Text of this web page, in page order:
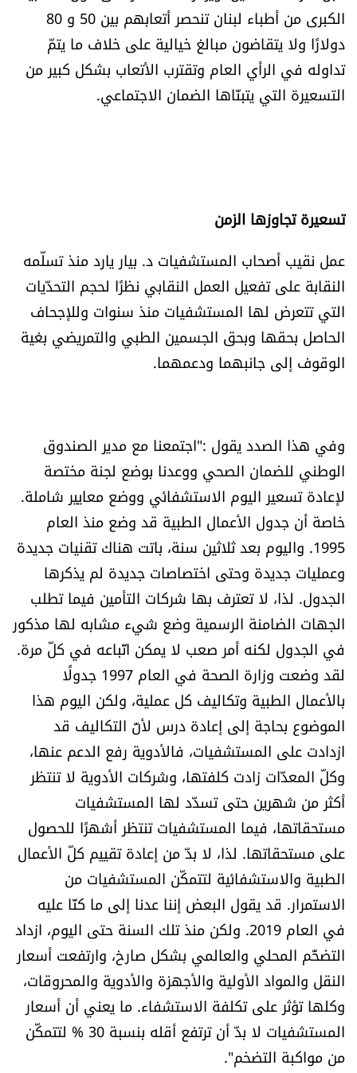
الكبرى من أطباء لبنان تنحصر أتعابهم بين 50 و 80
دولارًا ولا يتقاضون مبالغ خيالية على خلاف ما يتمّ
تداوله في الرأي العام وتقترب الأتعاب بشكل كبير من
التسعيرة التي يتبنّاها الضمان الاجتماعي.
تسعيرة تجاوزها الزمن
عمل نقيب أصحاب المستشفيات د. بيار يارد منذ تسلّمه
النقابة على تفعيل العمل النقابي نظرًا لحجم التحدّيات
التي تتعرض لها المستشفيات منذ سنوات وللإجحاف
الحاصل بحقها وبحق الجسمين الطبي والتمريضي بغية
الوقوف إلى جانبهما ودعمهما.
وفي هذا الصدد يقول :"اجتمعنا مع مدير الصندوق
الوطني للضمان الصحي ووعدنا بوضع لجنة مختصة
لإعادة تسعير اليوم الاستشفائي ووضع معايير شاملة.
خاصة أن جدول الأعمال الطبية قد وضع منذ العام
1995. واليوم بعد ثلاثين سنة، باتت هناك تقنيات جديدة
وعمليات جديدة وحتى اختصاصات جديدة لم يذكرها
الجدول. لذا، لا تعترف بها شركات التأمين فيما تطلب
الجهات الضامنة الرسمية وضع شيء مشابه لها مذكور
في الجدول لكنه أمر صعب لا يمكن اتّباعه في كلّ مرة.
لقد وضعت وزارة الصحة في العام 1997 جدولًا
بالأعمال الطبية وتكاليف كل عملية، ولكن اليوم هذا
الموضوع بحاجة إلى إعادة درس لأنّ التكاليف قد
ازدادت على المستشفيات، فالأدوية رفع الدعم عنها،
وكلّ المعدّات زادت كلفتها، وشركات الأدوية لا تنتظر
أكثر من شهرين حتى تسدّد لها المستشفيات
مستحقاتها، فيما المستشفيات تنتظر أشهرًا للحصول
على مستحقاتها. لذا، لا بدّ من إعادة تقييم كلّ الأعمال
الطبية والاستشفائية لتتمكّن المستشفيات من
الاستمرار. قد يقول البعض إننا عدنا إلى ما كنّا عليه
في العام 2019. ولكن منذ تلك السنة حتى اليوم، ازداد
التضخّم المحلي والعالمي بشكل صارخ، وارتفعت أسعار
النقل والمواد الأولية والأجهزة والأدوية والمحروقات،
وكلها تؤثر على تكلفة الاستشفاء. ما يعني أن أسعار
المستشفيات لا بدّ أن ترتفع أقله بنسبة 30 % لتتمكّن
من مواكبة التضخم".